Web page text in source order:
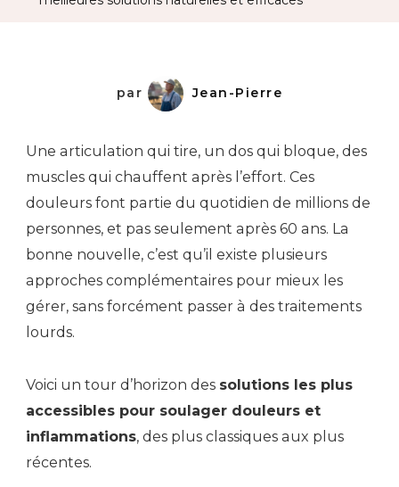
par Jean-Pierre
Une articulation qui tire, un dos qui bloque, des
muscles qui chauffent après l’effort. Ces
douleurs font partie du quotidien de millions de
personnes, et pas seulement après 60 ans. La
bonne nouvelle, c’est qu’il existe plusieurs
approches complémentaires pour mieux les
gérer, sans forcément passer à des traitements
lourds.
Voici un tour d’horizon des solutions les plus
accessibles pour soulager douleurs et
inflammations, des plus classiques aux plus
récentes.